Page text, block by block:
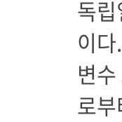
독
이
변수
로